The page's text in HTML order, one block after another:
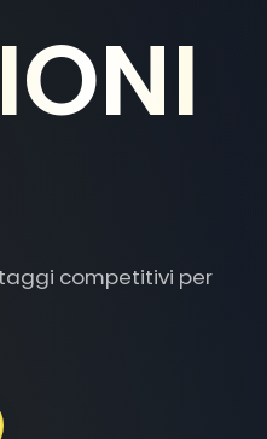
competitivi per